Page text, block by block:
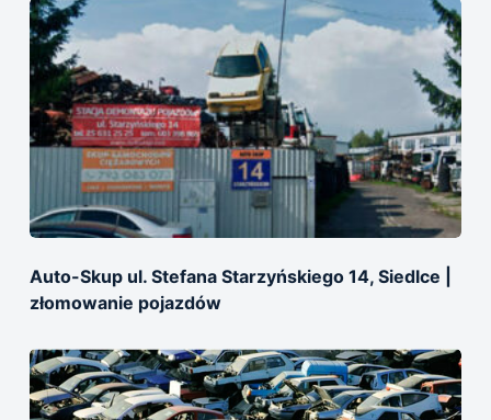
Auto-Skup ul. Stefana Starzyńskiego 14, Siedlce |
złomowanie pojazdów